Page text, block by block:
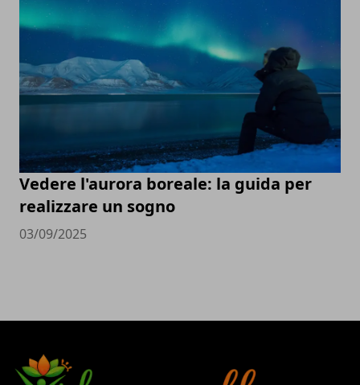
Vedere l'aurora boreale: la guida per
realizzare un sogno
03/09/2025